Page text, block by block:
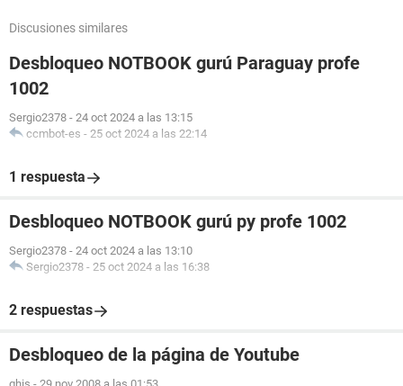
Discusiones similares
Desbloqueo NOTBOOK gurú Paraguay profe
1002
Sergio2378 - 24 oct 2024 a las 13:15
ccmbot-es - 25 oct 2024 a las 22:14
1 respuesta
Desbloqueo NOTBOOK gurú py profe 1002
Sergio2378 - 24 oct 2024 a las 13:10
Sergio2378 - 25 oct 2024 a las 16:38
2 respuestas
Desbloqueo de la página de Youtube